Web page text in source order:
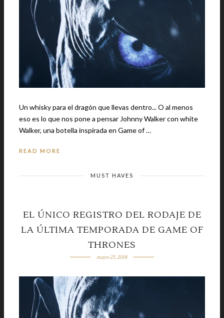
Un whisky para el dragón que llevas dentro... O al menos
eso es lo que nos pone a pensar Johnny Walker con white
Walker, una botella inspirada en Game of …
READ MORE
MUST HAVES
EL ÚNICO REGISTRO DEL RODAJE DE
LA ÚLTIMA TEMPORADA DE GAME OF
THRONES
mayo 23, 2018